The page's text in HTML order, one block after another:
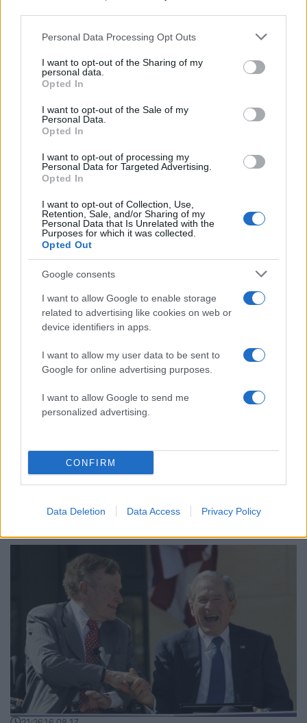
Please note that this website/app uses one or more Google
not limited to your visit or usage behaviour. You may click to
grant or deny consent to Google and its third-party tags to
use your data for below specified purposes in below Google
consent section.
Personal Data Processing Opt Outs
I want to opt-out of the Sharing of my
personal data.
Opted In
I want to opt-out of the Sale of my
Personal Data.
Opted In
I want to opt-out of processing my
Personal Data for Targeted Advertising.
Opted In
I want to opt-out of Collection, Use,
Retention, Sale, and/or Sharing of my
Personal Data that Is Unrelated with the
Purposes for which it was collected.
Opted Out
Google consents
I want to allow Google to enable storage
related to advertising like cookies on web or
device identifiers in apps.
I want to allow my user data to be sent to
Google for online advertising purposes.
I want to allow Google to send me
personalized advertising.
CONFIRM
Data Deletion Data Access Privacy Policy
14:2822.08.17
Πόλεμος ΣΥΡΙΖΑ – ΝΔ για το πρωτοσέλιδο της
“Αυγής”
17.08.17
Τίλερσον “αδειάζει” Τραμπ για τη Βιρτζίνια